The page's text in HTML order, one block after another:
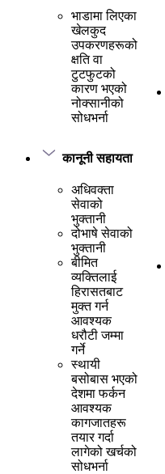
भाडामा लिएका
खेलकुद
उपकरणहरूको
क्षति वा
टुटफुटको
कारण भएको
नोक्सानीको
सोधभर्ना
कानूनी सहायता
अधिवक्ता
सेवाको
भुक्तानी
दोभाषे सेवाको
भुक्तानी
बीमित
व्यक्तिलाई
हिरासतबाट
मुक्त गर्न
आवश्यक
धरौटी जम्मा
गर्ने
स्थायी
बसोबास भएको
देशमा फर्कन
आवश्यक
कागजातहरू
तयार गर्दा
लागेको खर्चको
सोधभर्ना